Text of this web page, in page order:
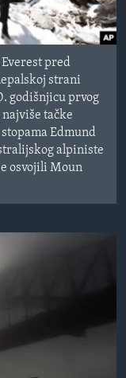
pred
strani
godišnjicu prvog
tačke
Edmund
alpiniste
osvojili Moun